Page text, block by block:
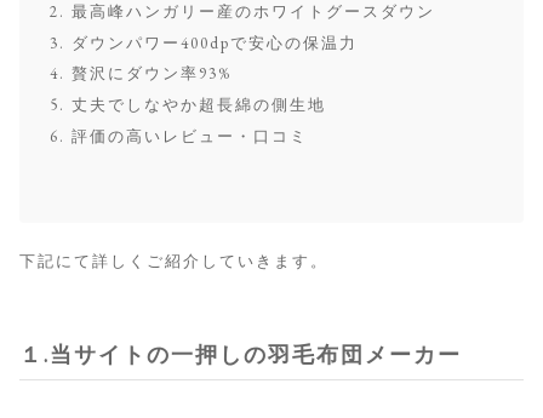
最高峰ハンガリー産のホワイトグースダウン
ダウンパワー400dpで安心の保温力
贅沢にダウン率93%
丈夫でしなやか超長綿の側生地
評価の高いレビュー・口コミ
下記にて詳しくご紹介していきます。
１.当サイトの一押しの羽毛布団メーカー